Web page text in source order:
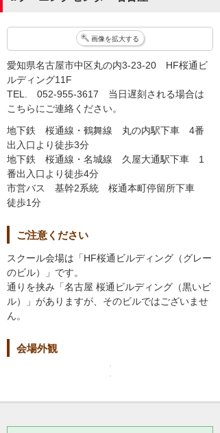
画像を拡大する
愛知県名古屋市中区丸の内3-23-20 HF桜通ビ
ルディング11F
TEL. 052-955-3617 当日遅刻される場合は
こちらにご連絡ください。
地下鉄 桜通線・鶴舞線 丸の内駅下車 4番
出入口より徒歩3分
地下鉄 桜通線・名城線 久屋大通駅下車 1
番出入口より徒歩4分
市営バス 基幹2系統 桜通本町停留所下車
徒歩1分
ご注意ください
スクール会場は「HF桜通ビルディング（グレー
のビル）」です。
通りを挟み「名古屋 桜通ビルディング（黒いビ
ル）」がありますが、そのビルではございませ
ん。
会場外観